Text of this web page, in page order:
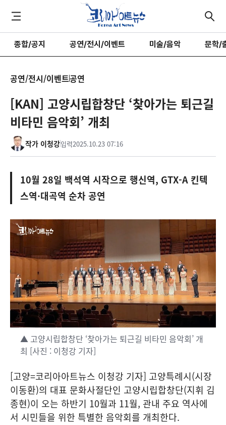
종합/공지 공연/전시/이벤트 미술/음악 문학/
공연/전시/이벤트공연
[KAN] 고양시립합창단 ‘찾아가는 퇴근길
비타민 음악회’ 개최
작가 이청강입력2025.10.23 07:16
10월 28일 백석역 시작으로 행신역, GTX-A 킨텍
스역·대곡역 순차 공연
▲ 고양시립합창단 ‘찾아가는 퇴근길 비타민 음악회’ 개
최 [사진 : 이청강 기자]
[고양=코리아아트뉴스 이청강 기자] 고양특례시(시장
이동환)의 대표 문화사절단인 고양시립합창단(지휘 김
종현)이 오는 하반기 10월과 11월, 관내 주요 역사에
서 시민들을 위한 특별한 음악회를 개최한다.